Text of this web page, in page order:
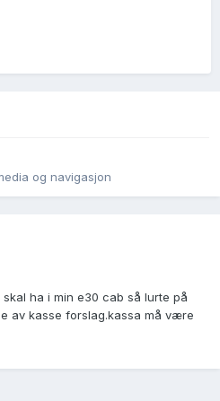
og navigasjon
ha i min e30 cab så lurte på
av kasse forslag.kassa må være